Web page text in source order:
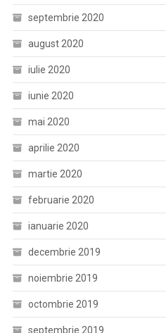
septembrie 2020
august 2020
iulie 2020
iunie 2020
mai 2020
aprilie 2020
martie 2020
februarie 2020
ianuarie 2020
decembrie 2019
noiembrie 2019
octombrie 2019
septembrie 2019